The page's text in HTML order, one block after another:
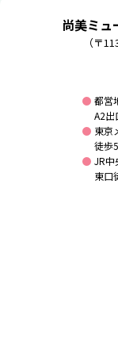
尚美ミュ
（〒
都営
A2出
東京
徒歩
JR
東口